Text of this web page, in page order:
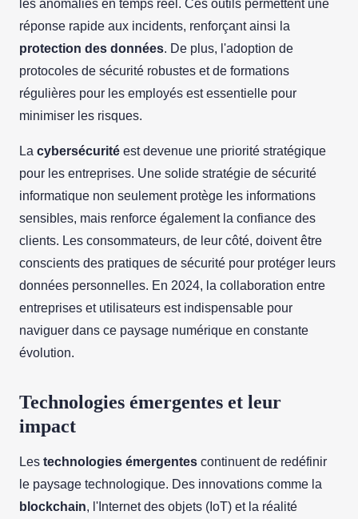
les anomalies en temps réel. Ces outils permettent une
réponse rapide aux incidents, renforçant ainsi la
protection des données. De plus, l'adoption de
protocoles de sécurité robustes et de formations
régulières pour les employés est essentielle pour
minimiser les risques.
La cybersécurité est devenue une priorité stratégique
pour les entreprises. Une solide stratégie de sécurité
informatique non seulement protège les informations
sensibles, mais renforce également la confiance des
clients. Les consommateurs, de leur côté, doivent être
conscients des pratiques de sécurité pour protéger leurs
données personnelles. En 2024, la collaboration entre
entreprises et utilisateurs est indispensable pour
naviguer dans ce paysage numérique en constante
évolution.
Technologies émergentes et leur
impact
Les technologies émergentes continuent de redéfinir
le paysage technologique. Des innovations comme la
blockchain, l'Internet des objets (IoT) et la réalité